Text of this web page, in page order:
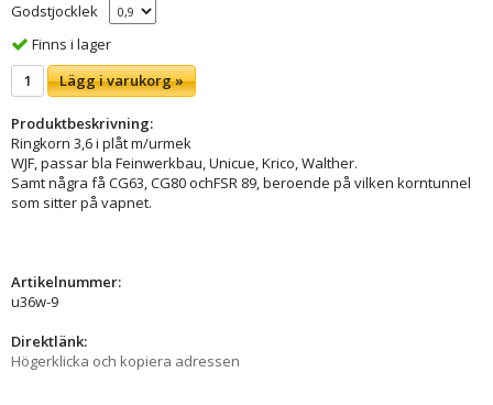
Godstjocklek
Finns i lager
Lägg i varukorg »
Produktbeskrivning:
Ringkorn 3,6 i plåt m/urmek
WJF, passar bla Feinwerkbau, Unicue, Krico, Walther.
Samt några få CG63, CG80 ochFSR 89, beroende på vilken korntunnel
som sitter på vapnet.
Artikelnummer:
u36w-9
Direktlänk:
Högerklicka och kopiera adressen